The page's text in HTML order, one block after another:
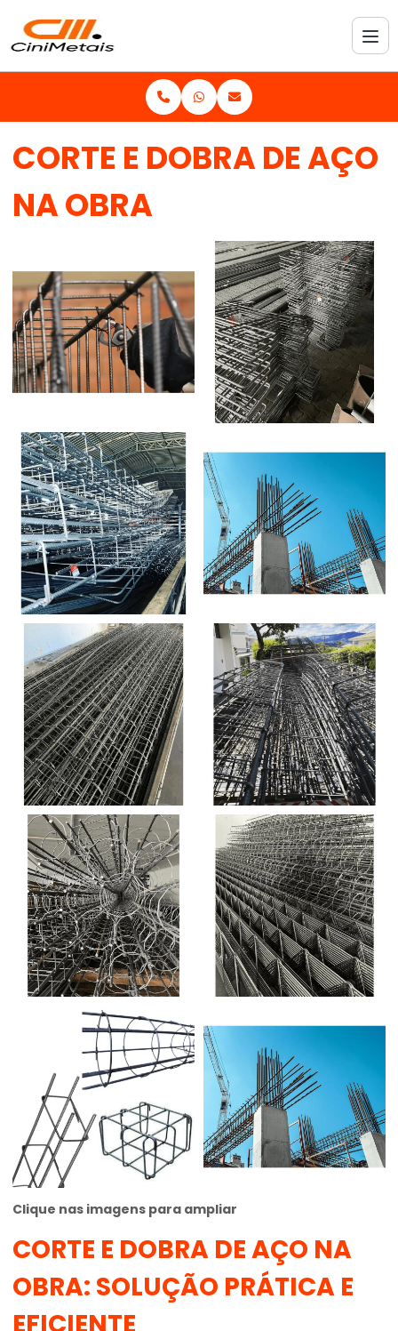
CORTE E DOBRA DE AÇO
NA OBRA
Clique nas imagens para ampliar
CORTE E DOBRA DE AÇO NA
OBRA: SOLUÇÃO PRÁTICA E